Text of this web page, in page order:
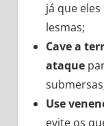
já que
lesmas;
Cave a
ataque
Use
evite os